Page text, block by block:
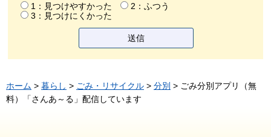
1：見つけやすかった
2：ふつう
3：見つけにくかった
ホーム > 暮らし > ごみ・リサイクル > 分別 > ごみ分別アプリ（無
料）「さんあ～る」配信しています